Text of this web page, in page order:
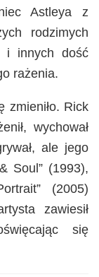
Astleya z
rodzimych
i innych dość
rażenia.
zmieniło. Rick
wychował
ale jego
Soul” (1993),
(2005)
zawiesił
się